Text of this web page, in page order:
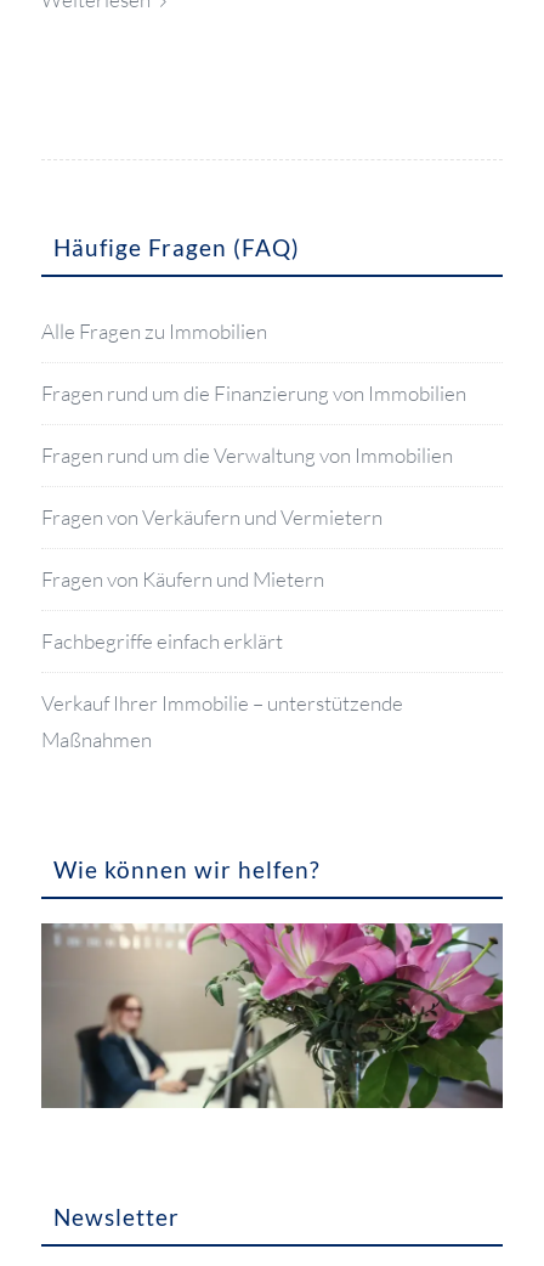
Häufige Fragen (FAQ)
Alle Fragen zu Immobilien
Fragen rund um die Finanzierung von Immobilien
Fragen rund um die Verwaltung von Immobilien
Fragen von Verkäufern und Vermietern
Fragen von Käufern und Mietern
Fachbegriffe einfach erklärt
Verkauf Ihrer Immobilie – unterstützende
Maßnahmen
Wie können wir helfen?
Newsletter